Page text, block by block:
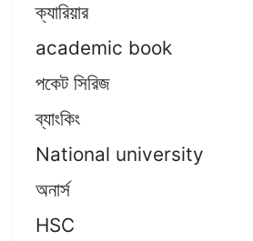
ক্যারিয়ার
academic book
পকেট সিরিজ
ব্যাংকিং
National university
অনার্স
HSC